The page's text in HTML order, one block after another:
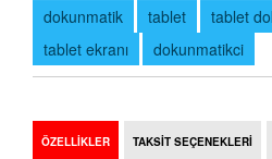
dokunmatik tablet tablet
tablet ekranı
dokunmatikci
ÖZELLİKLER TAKSİT SEÇENEKLERİ